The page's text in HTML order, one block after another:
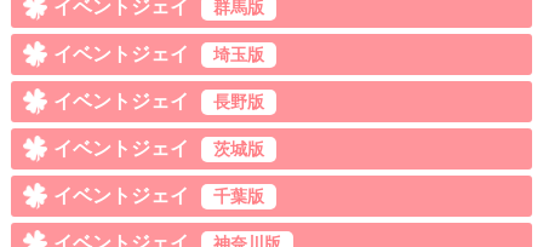
イベントジェイ 群馬版
イベントジェイ 埼玉版
イベントジェイ 長野版
イベントジェイ 茨城版
イベントジェイ 千葉版
イベントジェイ